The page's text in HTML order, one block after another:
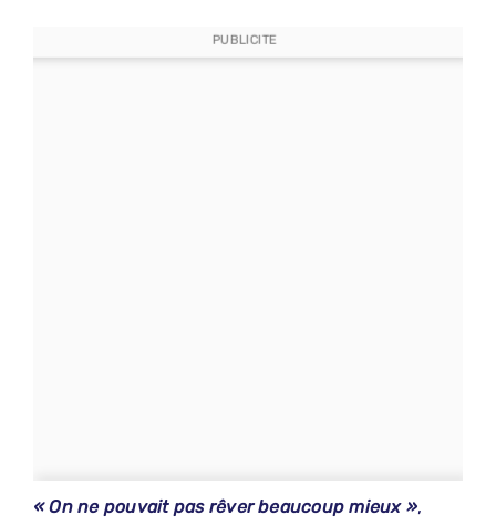
PUBLICITE
« On ne pouvait pas rêver beaucoup mieux »,